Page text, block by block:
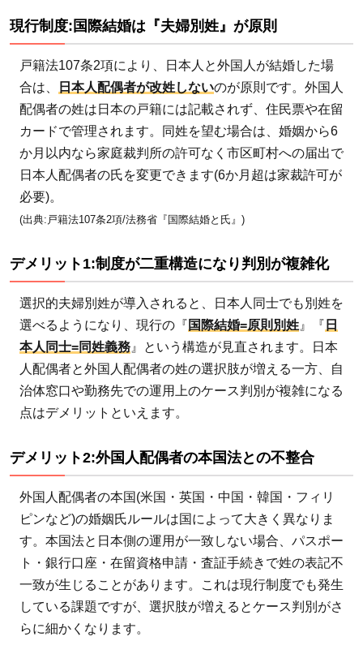
人配
の本
国法
との
不整
合
3.4
リッ
子ど
もの
姓と
国籍
の一
貫性
3.5
デメ
ト4:
姓(ダ
ブル
ネー
ム)運
用の
複雑
現行制度:国際結婚は『夫婦別姓』が原則
戸籍法107条2項により、日本人と外国人が結婚した場
合は、
日本人配偶者が改姓しないのが原則です。外国人
配偶者の姓は日本の戸籍には記載されず、住民票や在留
カードで管理されます。同姓を望む場合は、婚姻から6
か月以内なら家庭裁判所の許可なく市区町村への届出で
日本人配偶者の氏を変更できます(6か月超は家裁許可が
必要)。
(出典:戸籍法107条2項/法務省『国際結婚と氏』)
デメリット1:制度が二重構造になり判別が複雑化
選択的夫婦別姓が導入されると、日本人同士でも別姓を
選べるようになり、現行の『 国際結婚=原則別姓 』『 日
本人同士=同姓義務 』という構造が見直されます。日本
人配偶者と外国人配偶者の姓の選択肢が増える一方、自
治体窓口や勤務先での運用上のケース判別が複雑になる
点はデメリットといえます。
デメリット2:外国人配偶者の本国法との不整合
外国人配偶者の本国(米国・英国・中国・韓国・フィリ
ピンなど)の婚姻氏ルールは国によって大きく異なりま
す。本国法と日本側の運用が一致しない場合、パスポー
ト・銀行口座・在留資格申請・査証手続きで姓の表記不
一致が生じることがあります。これは現行制度でも発生
している課題ですが、選択肢が増えるとケース判別がさ
らに細かくなります。